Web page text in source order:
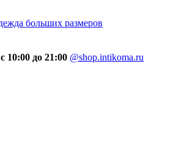
с 10:00 до 21:00 @shop.intikoma.ru